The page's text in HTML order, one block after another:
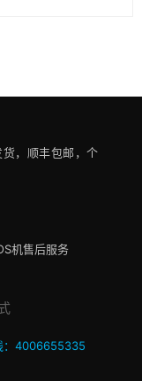
，顺丰包邮，个
机售后服务
：4006655335